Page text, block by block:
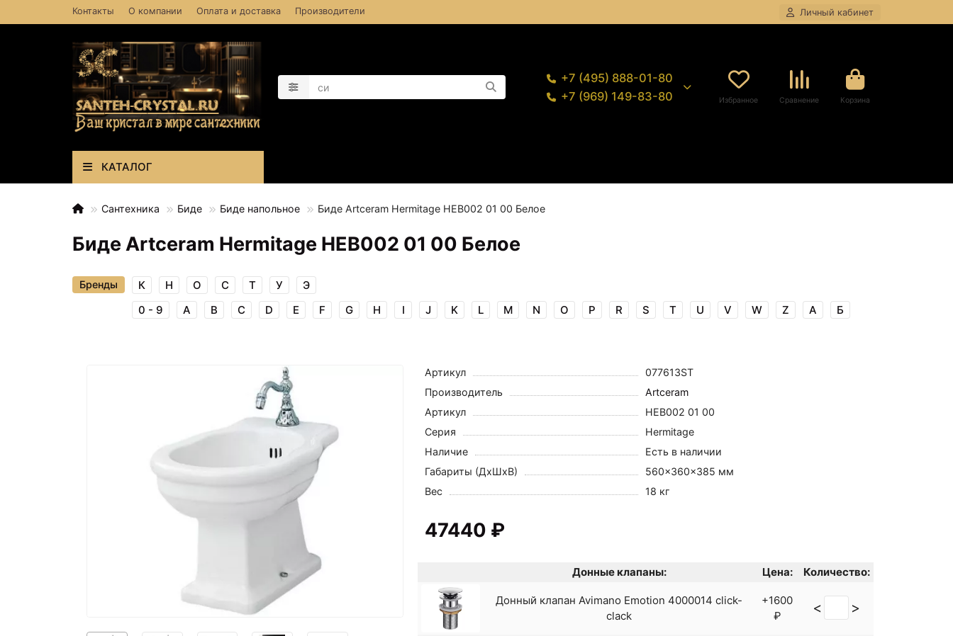
Контакты О компании Оплата и доставка Производители Личный кабинет
+7 (495) 888-01-80
+7 (969) 149-83-80
Избранное Сравнение Корзина
КАТАЛОГ
Сантехника Биде Биде напольное Биде Artceram Hermitage HEB002 01 00 Белое
Биде Artceram Hermitage HEB002 01 00 Белое
Бренды
0 - 9 A B C D E F G H I J K L M N O P R S T U V W Z А Б
К Н О С Т У Э
Артикул
077613ST
Производитель
Artceram
Артикул
HEB002 01 00
Серия
Hermitage
Наличие
Есть в наличии
Габариты (ДхШхВ)
560×360×385 мм
Вес
18 кг
47440 ₽
Донные клапаны: Цена: Количество:
Донный клапан Avimano Emotion 4000014 click-
clack
+1600
₽
< >